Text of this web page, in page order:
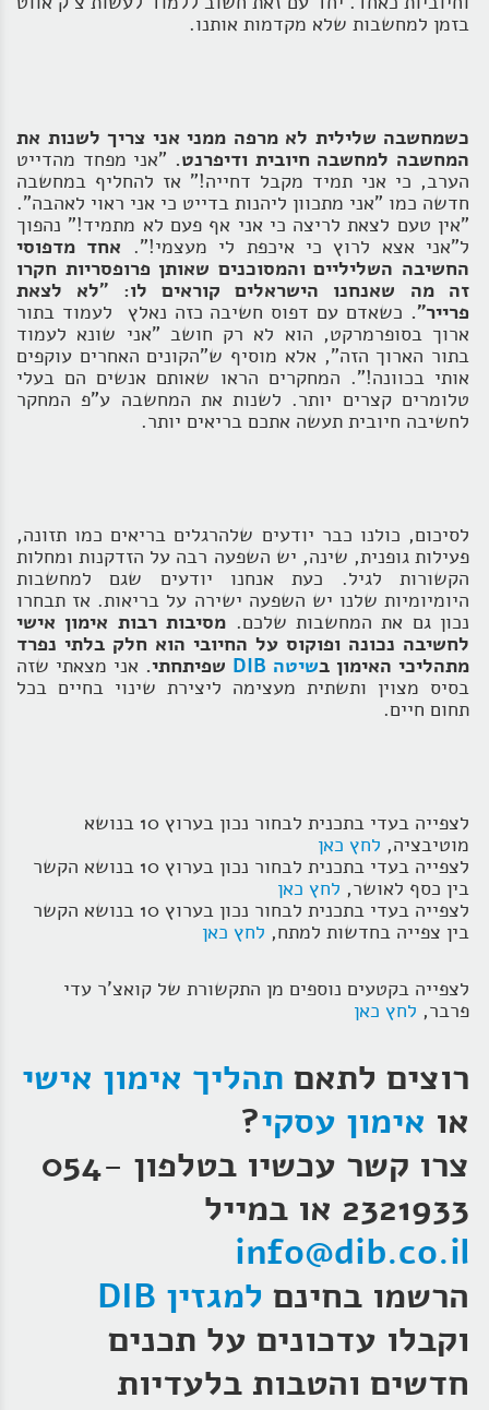
בזמן למחשבות שלא מקדמות אותנו.
כשמחשבה שלילית לא מרפה ממני אני צריך לשנות את
המחשבה למחשבה חיובית ודיפרנט. "אני מפחד מהדייט
הערב, כי אני תמיד מקבל דחייה!" אז להחליף במחשבה
חדשה כמו "אני מתכוון ליהנות בדייט כי אני ראוי לאהבה".
"אין טעם לצאת לריצה כי אני אף פעם לא מתמיד!" נהפוך
ל"אני אצא לרוץ כי איכפת לי מעצמי!". אחד מדפוסי
החשיבה השליליים והמסוכנים שאותן פרופסריות חקרו
זה מה שאנחנו הישראלים קוראים לו: "לא לצאת
פרייר". כשאדם עם דפוס חשיבה כזה נאלץ לעמוד בתור
ארוך בסופרמרקט, הוא לא רק חושב "אני שונא לעמוד
בתור הארוך הזה", אלא מוסיף ש"הקונים האחרים עוקפים
אותי בכוונה!". המחקרים הראו שאותם אנשים הם בעלי
טלומרים קצרים יותר. לשנות את המחשבה ע"פ המחקר
לחשיבה חיובית תעשה אתכם בריאים יותר.
לסיכום, כולנו כבר יודעים שלהרגלים בריאים כמו תזונה,
פעילות גופנית, שינה, יש השפעה רבה על הזדקנות ומחלות
הקשורות לגיל. כעת אנחנו יודעים שגם למחשבות
היומיומיות שלנו יש השפעה ישירה על בריאות. אז תבחרו
נכון גם את המחשבות שלכם. מסיבות רבות אימון אישי
לחשיבה נכונה ופוקוס על החיובי הוא חלק בלתי נפרד
מתהליכי האימון בשיטה DIB שפיתחתי. אני מצאתי שזה
בסיס מצוין ותשתית מעצימה ליצירת שינוי בחיים בכל
תחום חיים.
לצפייה בעדי בתכנית לבחור נכון בערוץ 10 בנושא
מוטיבציה, לחץ כאן
לצפייה בעדי בתכנית לבחור נכון בערוץ 10 בנושא הקשר
בין כסף לאושר, לחץ כאן
לצפייה בעדי בתכנית לבחור נכון בערוץ 10 בנושא הקשר
בין צפייה בחדשות למתח, לחץ כאן
לצפייה בקטעים נוספים מן התקשורת של קואצ'ר עדי
פרבר, לחץ כאן
רוצים לתאם תהליך אימון אישי
או אימון עסקי?
צרו קשר עכשיו בטלפון 054-
2321933 או במייל
info@dib.co.il
הרשמו בחינם למגזין DIB
וקבלו עדכונים על תכנים
חדשים והטבות בלעדיות